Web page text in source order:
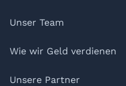
Unser Team
Wie wir Geld verdienen
Unsere Partner